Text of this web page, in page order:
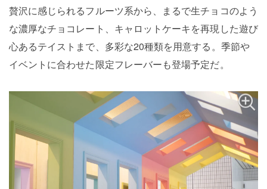
贅沢に感じられるフルーツ系から、まるで生チョコのよう
な濃厚なチョコレート、キャロットケーキを再現した遊び
心あるテイストまで、多彩な20種類を用意する。季節や
イベントに合わせた限定フレーバーも登場予定だ。